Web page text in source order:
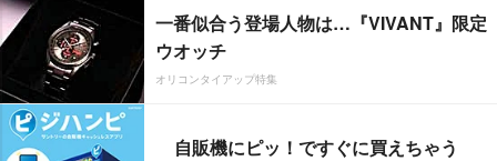
一番似合う登場人物は…『VIVANT』限定
ウオッチ
オリコンタイアップ特集
自販機にピッ！ですぐに買えちゃう